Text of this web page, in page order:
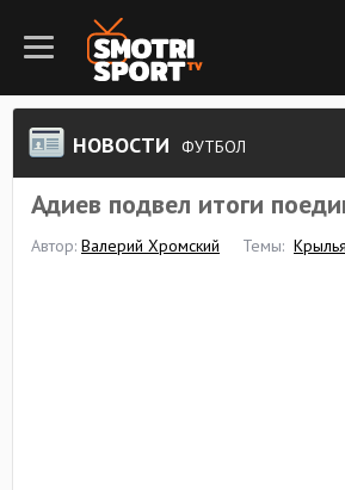
НОВОСТИ ФУТБОЛ
Адиев подвел итоги
Автор: Валерий Хромский Темы: